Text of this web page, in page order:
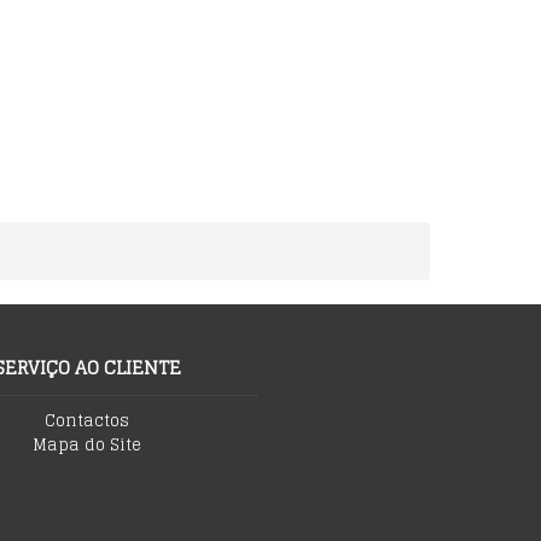
AO CLIENTE
Contactos
Mapa do Site